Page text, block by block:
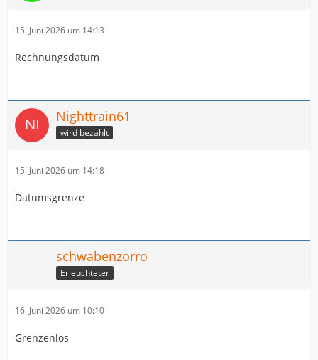
15. Juni 2026 um 14:13
Rechnungsdatum
Nighttrain61
wird bezahlt
15. Juni 2026 um 14:18
Datumsgrenze
schwabenzorro
Erleuchteter
16. Juni 2026 um 10:10
Grenzenlos